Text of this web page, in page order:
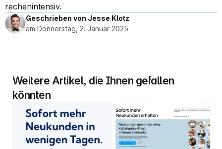
rechenintensiv.
Geschrieben von Jesse Klotz
am Donnerstag, 2. Januar 2025
Weitere Artikel, die Ihnen gefallen
könnten